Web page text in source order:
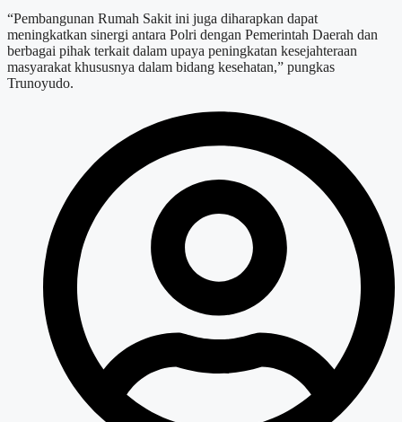
“Pembangunan Rumah Sakit ini juga diharapkan dapat
meningkatkan sinergi antara Polri dengan Pemerintah Daerah dan
berbagai pihak terkait dalam upaya peningkatan kesejahteraan
masyarakat khususnya dalam bidang kesehatan,” pungkas
Trunoyudo.